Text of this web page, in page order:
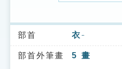
索引選單
知識索引
部首 衣 ㄧ
部首外筆畫 5 畫